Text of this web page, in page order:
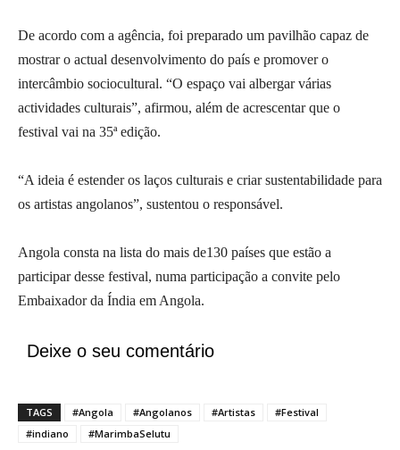
De acordo com a agência, foi preparado um pavilhão capaz de
mostrar o actual desenvolvimento do país e promover o
intercâmbio sociocultural. “O espaço vai albergar várias
actividades culturais”, afirmou, além de acrescentar que o
festival vai na 35ª edição.
“A ideia é estender os laços culturais e criar sustentabilidade para
os artistas angolanos”, sustentou o responsável.
Angola consta na lista do mais de130 países que estão a
participar desse festival, numa participação a convite pelo
Embaixador da Índia em Angola.
Deixe o seu comentário
TAGS #Angola #Angolanos #Artistas
#Festival
#indiano
#MarimbaSelutu